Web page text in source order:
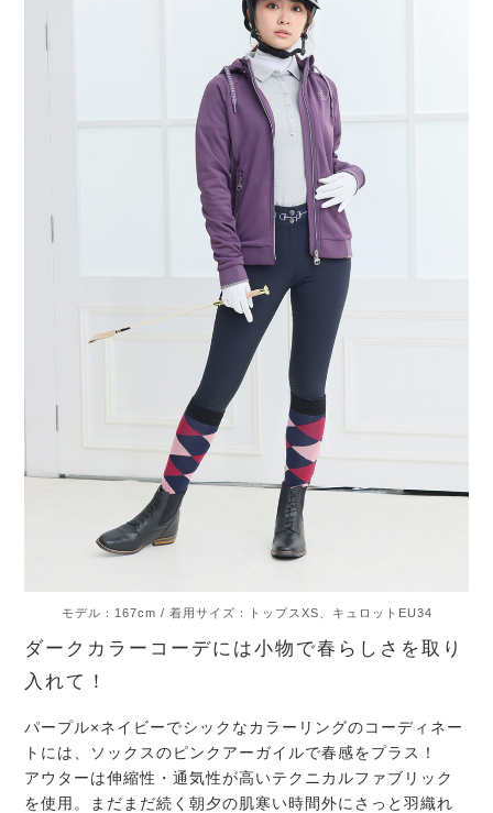
モデル：167cm / 着用サイズ：トップスXS、キュロットEU34
ダークカラーコーデには小物で春らしさを取り
入れて！
パープル×ネイビーでシックなカラーリングのコーディネー
トには、ソックスのピンクアーガイルで春感をプラス！
アウターは伸縮性・通気性が高いテクニカルファブリック
を使用。まだまだ続く朝夕の肌寒い時間外にさっと羽織れ